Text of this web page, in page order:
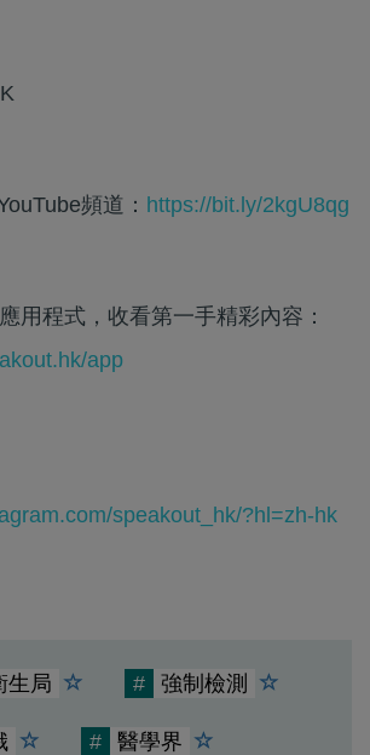
頻道： https://bit.ly/2kgU8qg
用程式，收看第一手精彩內容：
app
speakout_hk/?hl=zh-hk
生局 # 強制檢測
# 醫學界